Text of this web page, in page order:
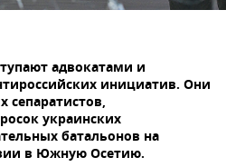
адвокатами и
инициатив. Они
сепаратистов,
украинских
батальонов на
в Южную Осетию.